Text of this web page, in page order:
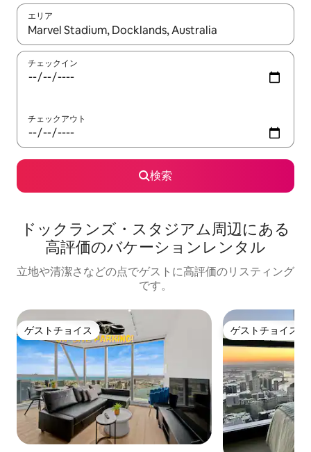
エリア
検索結果が表示されたら、上下の矢印キーを使って移動するか
チェックイン
チェックアウト
検索
ドックランズ・スタジアム⁠周⁠辺⁠に⁠あ⁠る
高⁠評⁠価⁠のバ⁠ケ⁠ー⁠シ⁠ョ⁠ン⁠レ⁠ン⁠タ⁠ル
立地や清潔さなどの点でゲストに高評価のリスティング
です。
ゲストチョイス
ゲストチョイス ゲストチョイス
ゲストチョイス